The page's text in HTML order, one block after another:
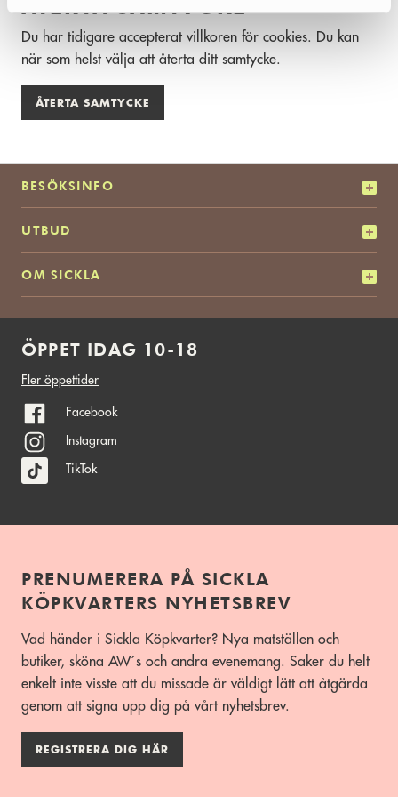
ÅTERTA SAMTYCKE
Du har tidigare accepterat villkoren för cookies. Du kan
när som helst välja att återta ditt samtycke.
ÅTERTA SAMTYCKE
BESÖKSINFO
UTBUD
OM SICKLA
ÖPPET IDAG 10-18
Fler öppettider
Facebook
Instagram
TikTok
PRENUMERERA PÅ SICKLA
KÖPKVARTERS NYHETSBREV
Vad händer i Sickla Köpkvarter? Nya matställen och
butiker, sköna AW´s och andra evenemang. Saker du helt
enkelt inte visste att du missade är väldigt lätt att åtgärda
genom att signa upp dig på vårt nyhetsbrev.
REGISTRERA DIG HÄR